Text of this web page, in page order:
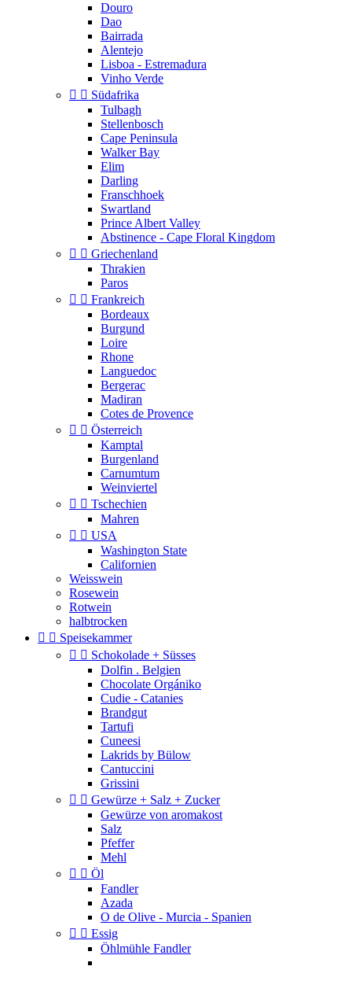
Douro
Dao
Bairrada
Alentejo
Lisboa - Estremadura
Vinho Verde
  Südafrika
Tulbagh
Stellenbosch
Cape Peninsula
Walker Bay
Elim
Darling
Franschhoek
Swartland
Prince Albert Valley
Abstinence - Cape Floral Kingdom
  Griechenland
Thrakien
Paros
  Frankreich
Bordeaux
Burgund
Loire
Rhone
Languedoc
Bergerac
Madiran
Cotes de Provence
  Österreich
Kamptal
Burgenland
Carnumtum
Weinviertel
  Tschechien
Mahren
  USA
Washington State
Californien
Weisswein
Rosewein
Rotwein
halbtrocken
  Speisekammer
  Schokolade + Süsses
Dolfin . Belgien
Chocolate Orgániko
Cudie - Catanies
Brandgut
Tartufi
Cuneesi
Lakrids by Bülow
Cantuccini
Grissini
  Gewürze + Salz + Zucker
Gewürze von aromakost
Salz
Pfeffer
Mehl
  Öl
Fandler
Azada
O de Olive - Murcia - Spanien
  Essig
Öhlmühle Fandler